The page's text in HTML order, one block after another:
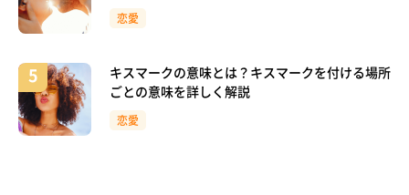
恋愛
キスマークの意味とは？キスマークを付ける場所
ごとの意味を詳しく解説
恋愛